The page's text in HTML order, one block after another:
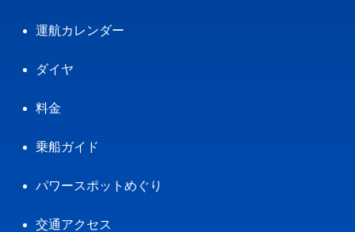
運航カレンダー
ダイヤ
料金
乗船ガイド
パワースポットめぐり
交通アクセス